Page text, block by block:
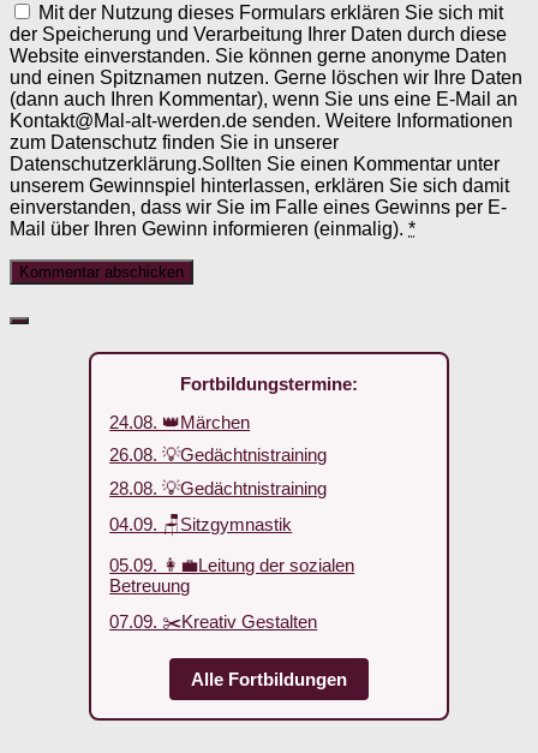
Mit der Nutzung dieses Formulars erklären Sie sich mit
der Speicherung und Verarbeitung Ihrer Daten durch diese
Website einverstanden. Sie können gerne anonyme Daten
und einen Spitznamen nutzen. Gerne löschen wir Ihre Daten
(dann auch Ihren Kommentar), wenn Sie uns eine E-Mail an
Kontakt@Mal-alt-werden.de senden. Weitere Informationen
zum Datenschutz finden Sie in unserer
Datenschutzerklärung.Sollten Sie einen Kommentar unter
unserem Gewinnspiel hinterlassen, erklären Sie sich damit
einverstanden, dass wir Sie im Falle eines Gewinns per E-
Mail über Ihren Gewinn informieren (einmalig). *
Fortbildungstermine:
24.08. 👑Märchen
26.08. 💡Gedächtnistraining
28.08. 💡Gedächtnistraining
04.09. 🪑Sitzgymnastik
05.09. 👩‍💼Leitung der sozialen
Betreuung
07.09. ✂️Kreativ Gestalten
Alle Fortbildungen